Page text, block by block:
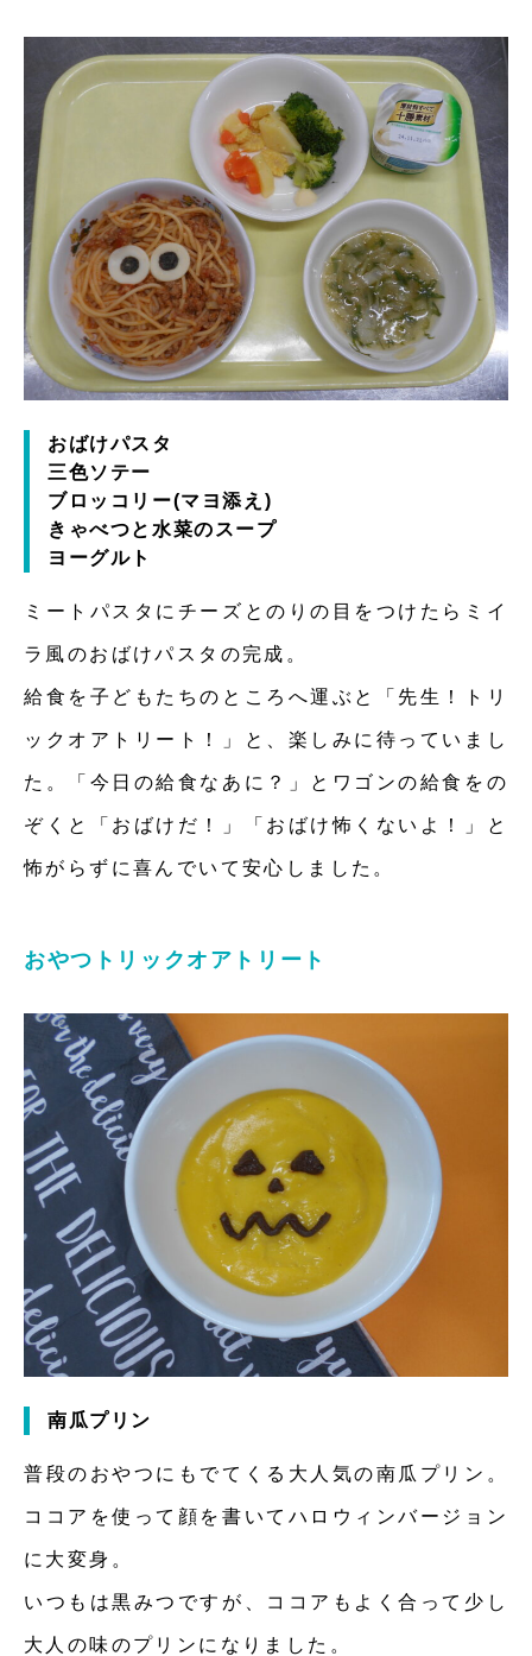
おばけパスタ
三色ソテー
ブロッコリー(マヨ添え)
きゃべつと水菜のスープ
ヨーグルト
ミートパスタにチーズとのりの目をつけたらミイ
ラ風のおばけパスタの完成。
給食を子どもたちのところへ運ぶと「先生！トリ
ックオアトリート！」と、楽しみに待っていまし
た。「今日の給食なあに？」とワゴンの給食をの
ぞくと「おばけだ！」「おばけ怖くないよ！」と
怖がらずに喜んでいて安心しました。
おやつトリックオアトリート
南瓜プリン
普段のおやつにもでてくる大人気の南瓜プリン。
ココアを使って顔を書いてハロウィンバージョン
に大変身。
いつもは黒みつですが、ココアもよく合って少し
大人の味のプリンになりました。